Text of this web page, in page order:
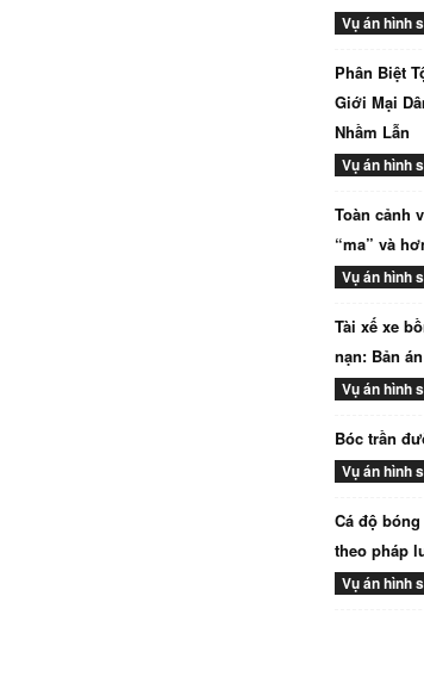
Vụ án hình
Phân Biệt
Giới Mại
Nhầm Lẫn
Vụ án hình
Toàn cảnh
“ma” và
Vụ án hình
Tài xế xe
nạn: Bản
Vụ án hình
Bóc trần
Vụ án hình
Cá độ
theo pháp
Vụ án hình